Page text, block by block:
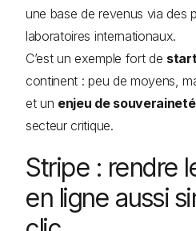
une base de revenus via des
laboratoires internationaux.
C’est un exemple fort de
continent : peu de moyens,
et un enjeu de
secteur critique.
Stripe : rendre
en ligne aussi